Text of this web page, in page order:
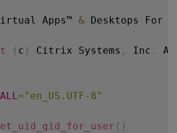
Apps™ & Desktops For
( c ) Citrix Systems , Inc .
="en_US.UTF-8"
( )